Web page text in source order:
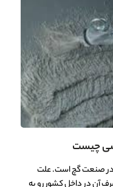
چیست
صنعت گچ است. علت